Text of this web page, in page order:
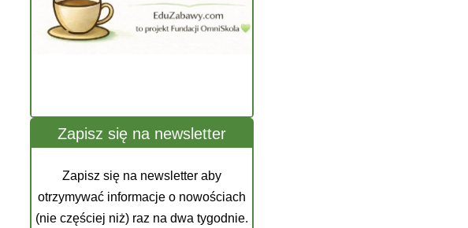
Zapisz się na newsletter
Zapisz się na newsletter aby
otrzymywać informacje o nowościach
(nie częściej niż) raz na dwa tygodnie.